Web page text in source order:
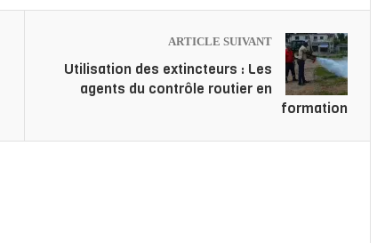
ARTICLE SUIVANT
Utilisation des extincteurs : Les
agents du contrôle routier en
formation